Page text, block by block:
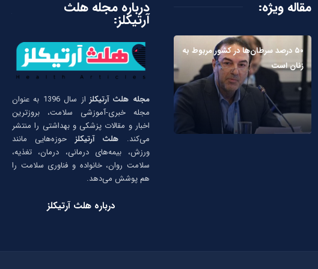
مقاله ویژه:
۵۰ درصد سرطان‌ها در کشور مربوط به
زنان است
درباره مجله هلث
آرتیکلز:
مجله هلث آرتیکلز
از سال 1396 به عنوان
مجله خبری-آموزشی سلامت، بروزترین
اخبار و مقالات پزشکی و بهداشتی را منتشر
می‌کند. هلث آرتیکلز حوزه‌هایی مانند
ورزش، بیمه‌های درمانی، درمان، تغذیه،
سلامت روان، خانواده و فناوری سلامت را
هم پوشش می‌دهد.
درباره هلث آرتیکلز